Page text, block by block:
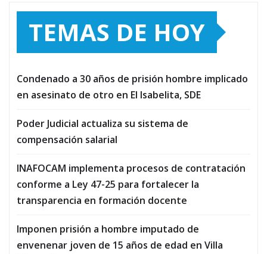
TEMAS DE HOY
Condenado a 30 años de prisión hombre implicado
en asesinato de otro en El Isabelita, SDE
Poder Judicial actualiza su sistema de
compensación salarial
INAFOCAM implementa procesos de contratación
conforme a Ley 47-25 para fortalecer la
transparencia en formación docente
Imponen prisión a hombre imputado de
envenenar joven de 15 años de edad en Villa